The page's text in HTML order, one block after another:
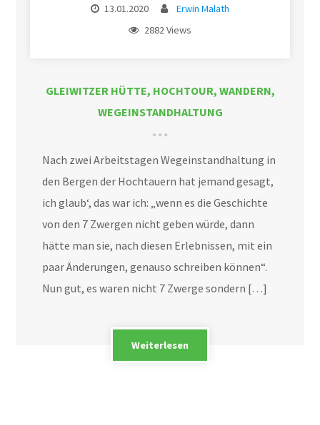
13.01.2020
Erwin Malath
2882 Views
GLEIWITZER HÜTTE, HOCHTOUR, WANDERN,
WEGEINSTANDHALTUNG
Nach zwei Arbeitstagen Wegeinstandhaltung in
den Bergen der Hochtauern hat jemand gesagt,
ich glaub‘, das war ich: „wenn es die Geschichte
von den 7 Zwergen nicht geben würde, dann
hätte man sie, nach diesen Erlebnissen, mit ein
paar Änderungen, genauso schreiben können“.
Nun gut, es waren nicht 7 Zwerge sondern […]
Weiterlesen